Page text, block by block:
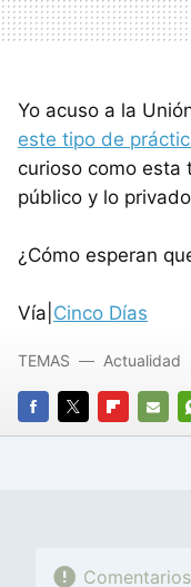
Yo acuso a la
este tipo de
curioso como esta
público y lo
¿Cómo esperan
Vía| Cinco Días
FACEBOOK
TWITTERFLIPBOARD
E-
TEMAS Actualidad